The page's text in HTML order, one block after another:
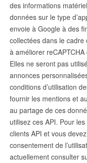
des informations
données sur le type
envoie à Google à des
collectées dans le
à améliorer
Elles ne seront pas
annonces
conditions d’utilisation
fournir les mentions et
au partage de ces
utilisez ces API. Pour
clients API et vous
consentement de
actuellement consulter